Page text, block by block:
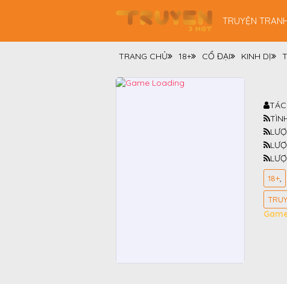
TRUYỆN
TRANG CHỦ 18+ CỔ ĐẠI KINH DỊ
18+